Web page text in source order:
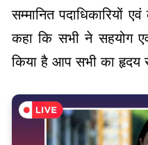
सम्मानित पदाधिकारियों
कहा कि सभी ने सहयोग
किया है आप सभी का हृदय